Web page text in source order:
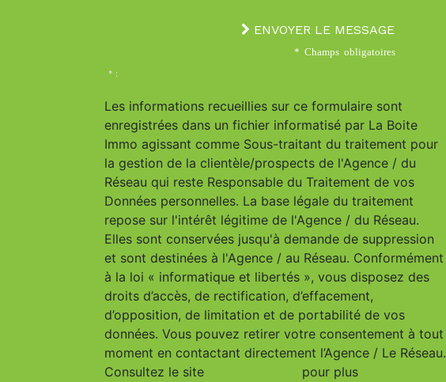
ENVOYER LE MESSAGE
* Champs obligatoires
* :
Les informations recueillies sur ce formulaire sont
enregistrées dans un fichier informatisé par La Boite
Immo agissant comme Sous-traitant du traitement pour
la gestion de la clientèle/prospects de l'Agence / du
Réseau qui reste Responsable du Traitement de vos
Données personnelles. La base légale du traitement
repose sur l'intérêt légitime de l'Agence / du Réseau.
Elles sont conservées jusqu'à demande de suppression
et sont destinées à l'Agence / au Réseau. Conformément
à la loi « informatique et libertés », vous disposez des
droits d’accès, de rectification, d’effacement,
d’opposition, de limitation et de portabilité de vos
données. Vous pouvez retirer votre consentement à tout
moment en contactant directement l’Agence / Le Réseau.
Consultez le site
pour plus